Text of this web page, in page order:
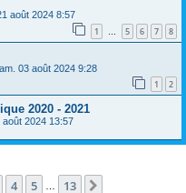
août 2024 8:57
1 … 5 6 7 8
03 août 2024 9:28
1 2
2020 - 2021
août 2024 13:57
4 5 … 13